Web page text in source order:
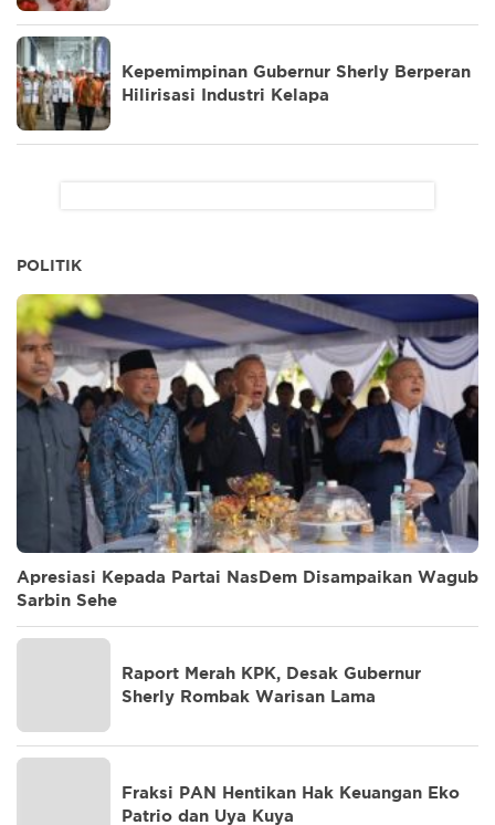
Kepemimpinan Gubernur Sherly Berperan
Hilirisasi Industri Kelapa
POLITIK
Apresiasi Kepada Partai NasDem Disampaikan Wagub
Sarbin Sehe
Raport Merah KPK, Desak Gubernur
Sherly Rombak Warisan Lama
Fraksi PAN Hentikan Hak Keuangan Eko
Patrio dan Uya Kuya